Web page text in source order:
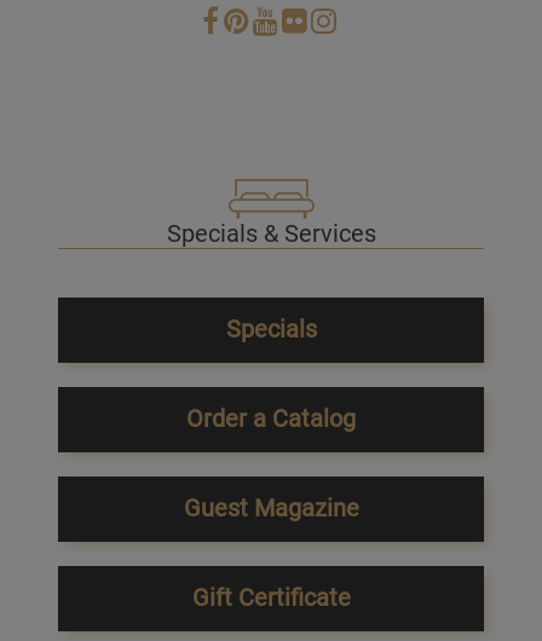
Specials & Services
Specials
Order a Catalog
Guest Magazine
Gift Certificate